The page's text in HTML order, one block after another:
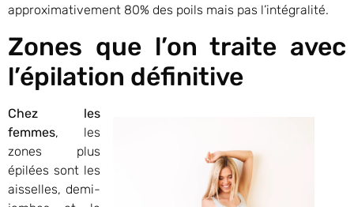
approximativement 80% des poils mais pas l’intégralité.
Zones que l’on traite avec
l’épilation définitive
Chez les
femmes, les
zones plus
épilées sont les
aisselles, demi-